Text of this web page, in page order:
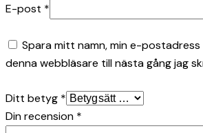
E-post *
Spara mitt namn, min e-
denna webbläsare till nästa gång jag
Ditt betyg *
Din recension *